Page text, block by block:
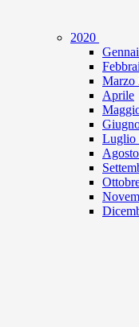
2020
Marzo
Aprile
Luglio
Agosto